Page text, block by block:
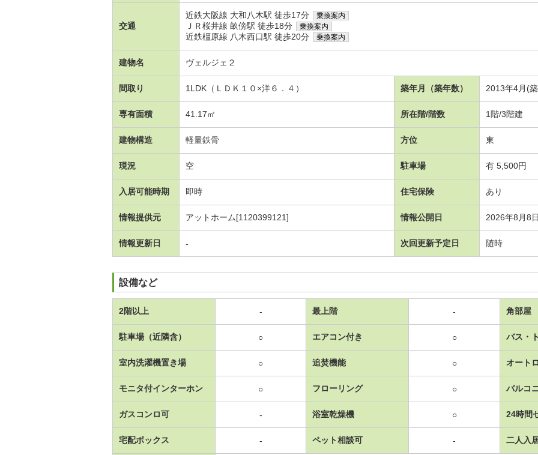
交通
近鉄大阪線 大和八木駅 徒歩17分 乗換案内
ＪＲ桜井線 畝傍駅 徒歩18分 乗換案内
近鉄橿原線 八木西口駅 徒歩20分 乗換案内
建物名 ヴェルジェ２
間取り 1LDK（ＬＤＫ１０×洋６．４） 築年月（築年数） 2013年4月(
専有面積 41.17㎡ 所在階/階数 1階/3階建
建物構造 軽量鉄骨 方位 東
現況 空 駐車場 有 5,500円
入居可能時期 即時 住宅保険 あり
情報提供元 アットホーム[1120399121] 情報公開日 2026年8月8日
情報更新日 - 次回更新予定日 随時
設備など
2階以上 - 最上階 - 角部屋
駐車場（近隣含） ○ エアコン付き ○ バス・
室内洗濯機置き場 ○ 追焚機能 ○ オート
モニタ付インターホン ○ フローリング ○ バルコ
ガスコンロ可 - 浴室乾燥機 ○ 24時間
宅配ボックス - ペット相談可 - 二人入